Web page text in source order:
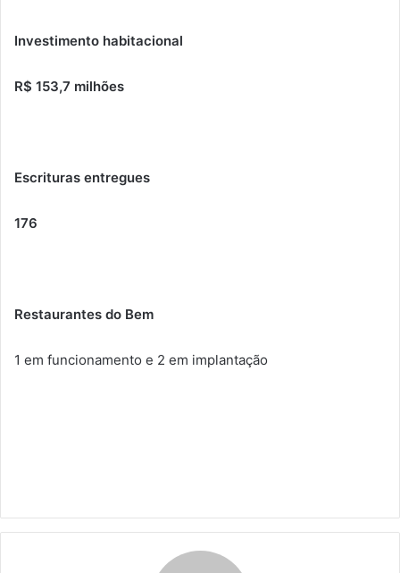
Investimento habitacional
R$ 153,7 milhões
Escrituras entregues
176
Restaurantes do Bem
1 em funcionamento e 2 em implantação